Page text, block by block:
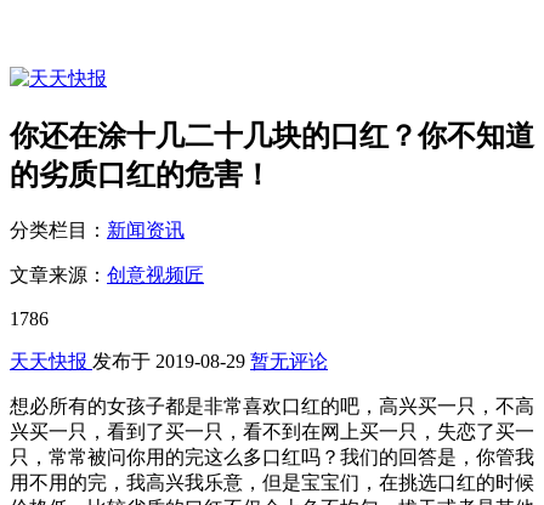
你还在涂十几二十几块的口红？你不知道
的劣质口红的危害！
分类栏目： 新闻资讯
文章来源： 创意视频匠
1786
天天快报 发布于 2019-08-29 暂无评论
想必所有的女孩子都是非常喜欢口红的吧，高兴买一只，不高
兴买一只，看到了买一只，看不到在网上买一只，失恋了买一
只，常常被问你用的完这么多口红吗？我们的回答是，你管我
用不用的完，我高兴我乐意，但是宝宝们，在挑选口红的时候